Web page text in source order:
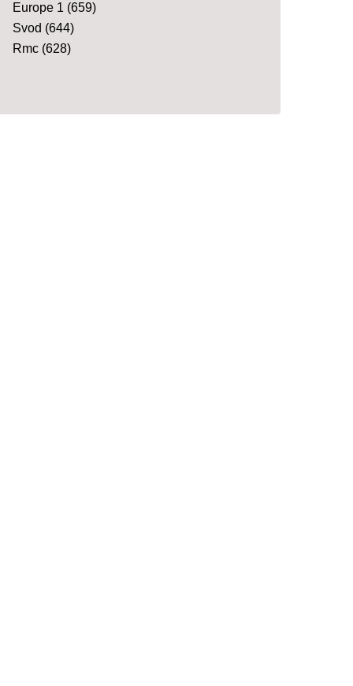
Europe 1 (659)
Svod (644)
Rmc (628)